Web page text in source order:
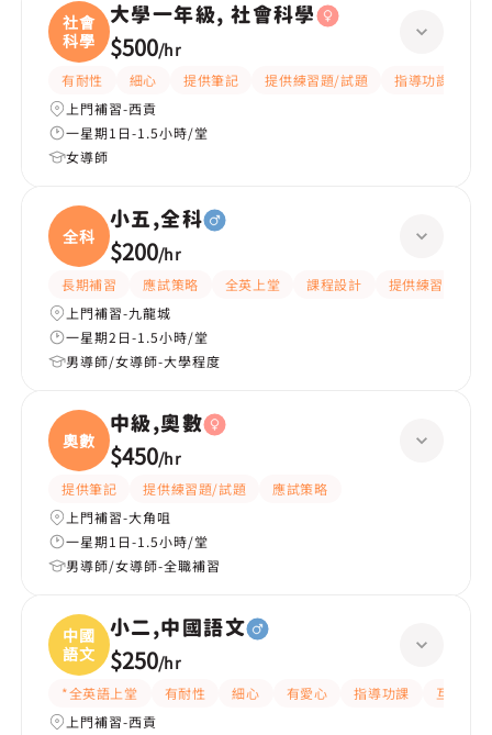
社會
科學
大學一年級, 社會科學
$500/hr
有耐性 細心 提供筆記 提供練習題/試題 指導功課
上門補習-西貢
一星期1日-1.5小時/堂
女導師
全科
小五,全科
$200/hr
長期補習 應試策略 全英上堂 課程設計
提供練習題/試題
上門補習-九龍城
一星期2日-1.5小時/堂
男導師/女導師-大學程度
奧數
中級,奧數
$450/hr
提供筆記 提供練習題/試題
應試策略
上門補習-大角咀
一星期1日-1.5小時/堂
男導師/女導師-全職補習
中國
語文
小二,中國語文
$250/hr
*全英語上堂 有耐性 細心 有愛心 指導功課
互動教學
上門補習-西貢